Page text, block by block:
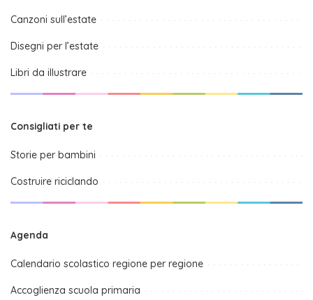
Canzoni sull’estate
Disegni per l’estate
Libri da illustrare
Consigliati per te
Storie per bambini
Costruire riciclando
Agenda
Calendario scolastico regione per regione
Accoglienza scuola primaria